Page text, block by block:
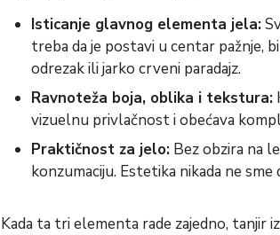
Isticanje glavnog elementa jela:
treba da je postavi u centar pažnje,
odrezak ili jarko crveni paradajz.
Ravnoteža boja, oblika i tekstura:
vizuelnu privlačnost i obećava
Praktičnost za jelo: Bez obzira na
konzumaciju. Estetika nikada ne
Kada ta tri elementa rade zajedno, tanjir